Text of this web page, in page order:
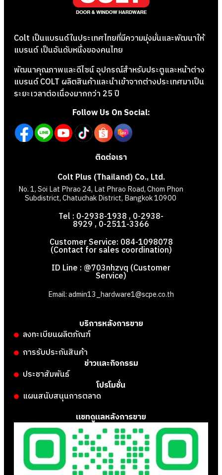
Colt เป็นแบรนด์ในประเทศไทยที่มีความมุ่งมั่นและพัฒนาให้
แบรนด์ เป็นอันดับหนึ่งของคนไทย
พัฒนาคุณภาพและดีไซน์ อุปกรณ์สำหรับประตูและหน้าต่าง
แบรนด์ COLT ผลิตสินค้าและนำเข้าจากต่างประเทศมาเป็น
ระยะเวลาต่อเนื่องมากกว่า 25 ปี
Follow Us On Social:
ติดต่อเรา
Colt Plus (Thailand) Co., Ltd.
No. 1, Soi Lat Phrao 24, Lat Phrao Road, Chom Phon
Subdistrict, Chatuchak District, Bangkok 10900
Tel : 0-2938-1938 , 0-2938-
8929 , 0-2511-3366
Customer Service: 084-1098078
(Contact for sales coordination)
ID Line : @703nhzvq (Customer
Service)
Email: admin13_hardware1@scpe.co.th
บริการหลังการขาย
ลงทะเบียนผลิตภัณฑ์
การรับประกันสินค้า
ข่าวและกิจกรรม
ประชาสัมพันธ์
โปรโมชั่น
แผนสนับสนุนการตลาด
แชทดูแลหลังการขาย